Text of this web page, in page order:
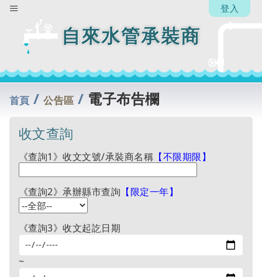
自來水管承裝商
登入
首頁 /公告區 / 電子布告欄
收文查詢
《查詢1》收文文號/承裝商名稱 【不限期限】
《查詢2》承辦縣市查詢 【限定一年】
《查詢3》收文起訖日期
~